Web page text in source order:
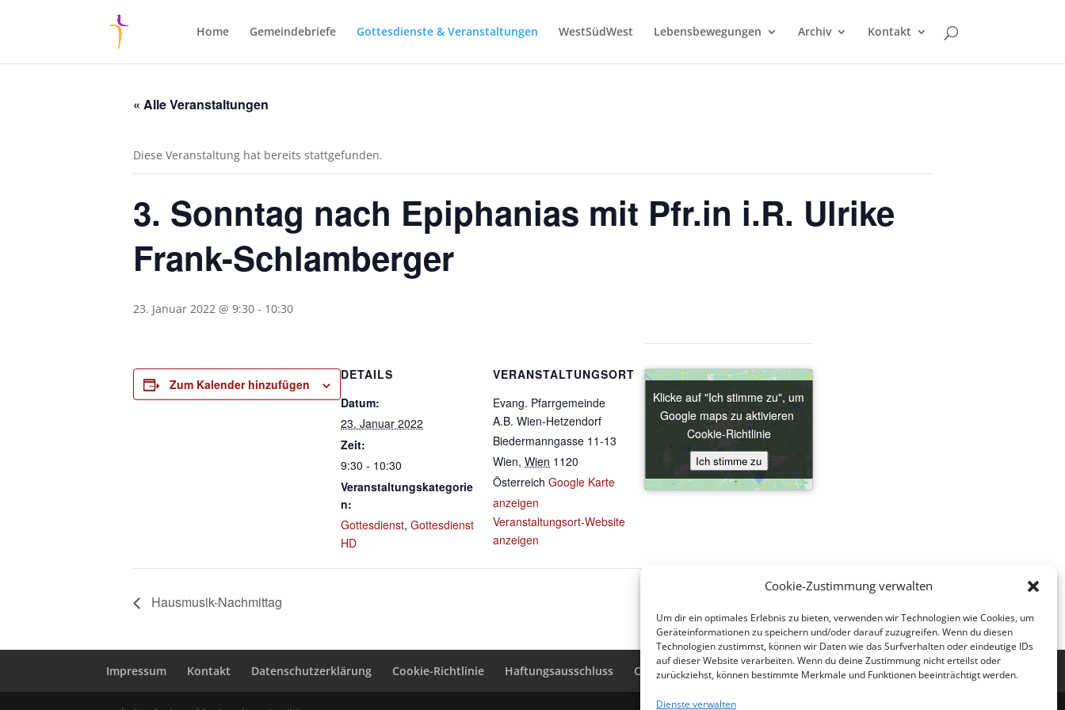
Cookie-Zustimmung verwalten
Um dir ein optimales Erlebnis zu bieten, verwenden wir Technologien wie Cookies, um
Geräteinformationen zu speichern und/oder darauf zuzugreifen. Wenn du diesen
Technologien zustimmst, können wir Daten wie das Surfverhalten oder eindeutige IDs
auf dieser Website verarbeiten. Wenn du deine Zustimmung nicht erteilst oder
zurückziehst, können bestimmte Merkmale und Funktionen beeinträchtigt werden.
Dienste verwalten
Home Gemeindebriefe Gottesdienste & Veranstaltungen WestSüdWest Lebensbewegungen Archiv Kontakt
« Alle Veranstaltungen
Diese Veranstaltung hat bereits stattgefunden.
3. Sonntag nach Epiphanias mit Pfr.in i.R. Ulrike
Frank-Schlamberger
23. Januar 2022 @ 9:30 - 10:30
Zum Kalender hinzufügen
DETAILS
Datum:
23. Januar 2022
Zeit:
9:30 - 10:30
Veranstaltungskategorie
n:
Gottesdienst, Gottesdienst
HD
VERANSTALTUNGSORT
Evang. Pfarrgemeinde
A.B. Wien-Hetzendorf
Biedermanngasse 11-13
Wien, Wien 1120
Österreich Google Karte
anzeigen
Veranstaltungsort-Website
anzeigen
Klicke auf "Ich stimme zu", um
Google maps zu aktivieren
Cookie-Richtlinie
Ich stimme zu
Klicke auf "Ich stimme zu", um
Google maps zu aktivieren
Cookie-Richtlinie
Ich stimme zu
Hausmusik-Nachmittag
Impressum Kontakt Datenschutzerklärung Cookie-Richtlinie Haftungsausschluss Cookie-Richtlinie (EU)